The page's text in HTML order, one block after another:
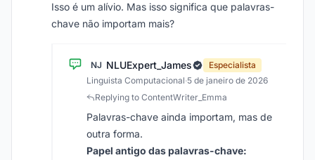
Isso é um alívio. Mas isso significa que palavras-
chave não importam mais?
NJ NLUExpert_James
Especialista
Linguista Computacional·5 de janeiro de 2026
Replying to ContentWriter_Emma
Palavras-chave ainda importam, mas de
outra forma.
Papel antigo das palavras-chave: